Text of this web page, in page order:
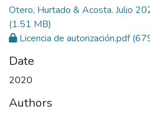
Otero, Hurtado & Acosta. Julio
(1.51 MB)
Licencia de autorización.pdf
Date
2020
Authors